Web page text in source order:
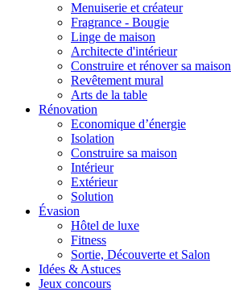
Menuiserie et créateur
Fragrance - Bougie
Linge de maison
Architecte d'intérieur
Construire et rénover sa maison
Revêtement mural
Arts de la table
Rénovation
Economique d’énergie
Isolation
Construire sa maison
Intérieur
Extérieur
Solution
Évasion
Hôtel de luxe
Fitness
Sortie, Découverte et Salon
Idées & Astuces
Jeux concours